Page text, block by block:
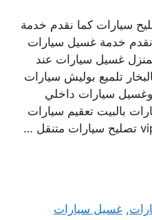
سيارات كما نقدم خدمة
نقدم خدمة غسيل سيارات
غسيل سيارات عند
تلميع بوليش سيارات
سيارات داخلي
بالبيت تعقيم سيارات
,غسيل سيارات